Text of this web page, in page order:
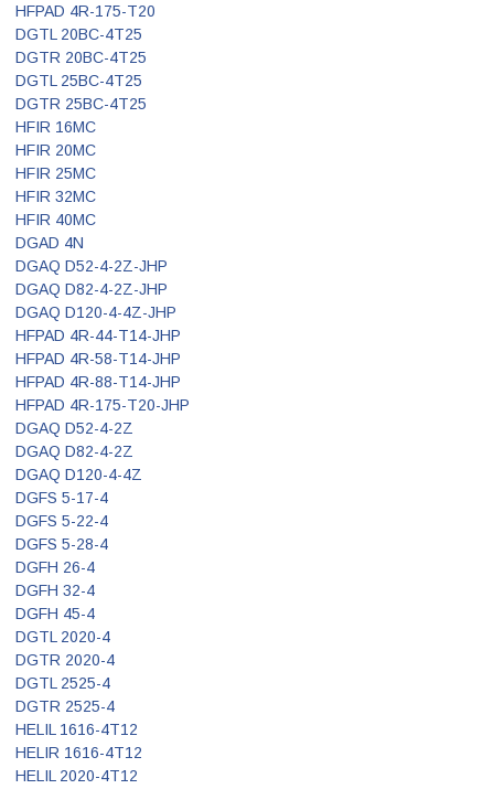
HFPAD 4R-175-T20
DGTL 20BC-4T25
DGTR 20BC-4T25
DGTL 25BC-4T25
DGTR 25BC-4T25
HFIR 16MC
HFIR 20MC
HFIR 25MC
HFIR 32MC
HFIR 40MC
DGAD 4N
DGAQ D52-4-2Z-JHP
DGAQ D82-4-2Z-JHP
DGAQ D120-4-4Z-JHP
HFPAD 4R-44-T14-JHP
HFPAD 4R-58-T14-JHP
HFPAD 4R-88-T14-JHP
HFPAD 4R-175-T20-JHP
DGAQ D52-4-2Z
DGAQ D82-4-2Z
DGAQ D120-4-4Z
DGFS 5-17-4
DGFS 5-22-4
DGFS 5-28-4
DGFH 26-4
DGFH 32-4
DGFH 45-4
DGTL 2020-4
DGTR 2020-4
DGTL 2525-4
DGTR 2525-4
HELIL 1616-4T12
HELIR 1616-4T12
HELIL 2020-4T12